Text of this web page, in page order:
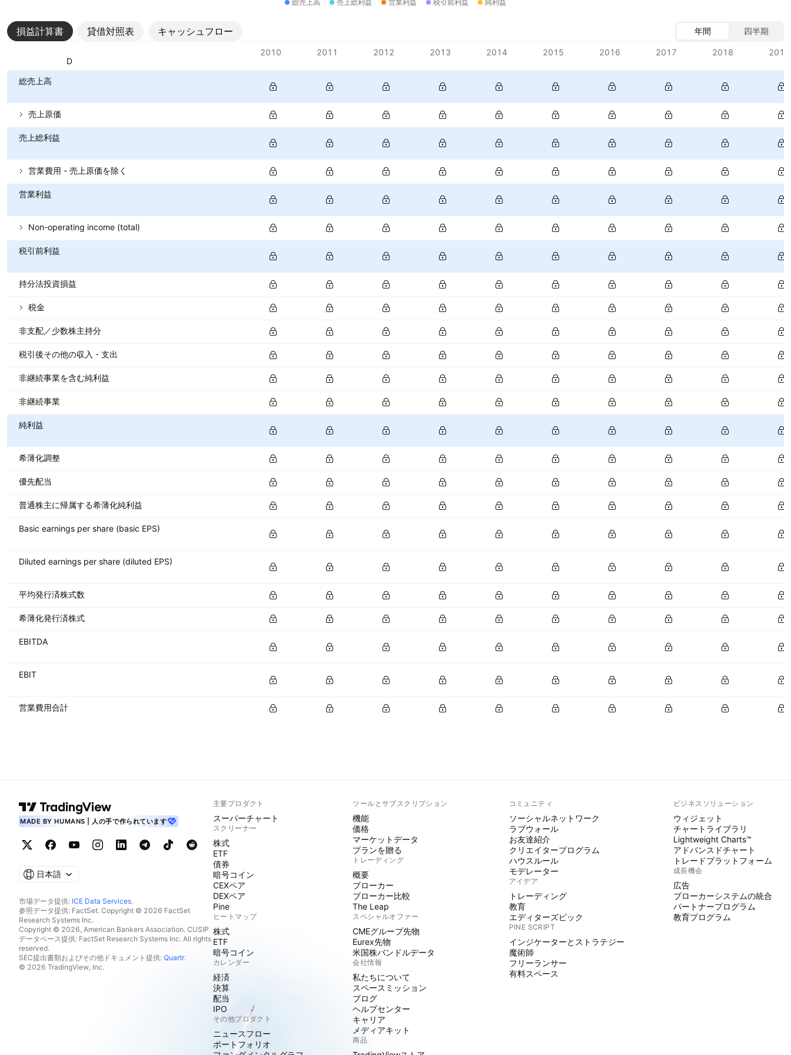
総売上高 売上総利益 営業利益 税引前利益 純利益
損益計算書 貸借対照表 キャッシュフロー 年間
四半期
通貨: USD
2010 2011 2012 2013 2014 2015 2016 2017 2018 2019
総売上高
売上原価
売上総利益
営業費用 - 売上原価を除く
営業利益
Non-operating income (total)
税引前利益
持分法投資損益
税金
非支配／少数株主持分
税引後その他の収入・支出
非継続事業を含む純利益
非継続事業
純利益
希薄化調整
優先配当
普通株主に帰属する希薄化純利益
Basic earnings per share (basic EPS)
Diluted earnings per share (diluted EPS)
平均発行済株式数
希薄化発行済株式
EBITDA
EBIT
営業費用合計
MADE BY HUMANS | 人の手で作られています
日本語
市場データ提供: ICE Data Services.
参照データ提供: FactSet. Copyright © 2026 FactSet
Research Systems Inc.
Copyright © 2026, American Bankers Association. CUSIP
データベース提供: FactSet Research Systems Inc. All rights
reserved.
SEC提出書類およびその他ドキュメント提供: Quartr.
© 2026 TradingView, Inc.
主要プロダクト
スーパーチャート
スクリーナー
株式
ETF
債券
暗号コイン
CEXペア
DEXペア
Pine
ヒートマップ
株式
ETF
暗号コイン
カレンダー
経済
決算
配当
IPO
その他プロダクト
ニュースフロー
ポートフォリオ
ツールとサブスクリプション
機能
価格
マーケットデータ
プランを贈る
トレーディング
概要
ブローカー
ブローカー比較
The Leap
スペシャルオファー
CMEグループ先物
Eurex先物
米国株バンドルデータ
会社情報
私たちについて
スペースミッション
ブログ
ヘルプセンター
キャリア
メディアキット
商品
コミュニティ
ソーシャルネットワーク
ラブウォール
お友達紹介
クリエイタープログラム
ハウスルール
モデレーター
アイデア
トレーディング
教育
エディターズピック
PINE SCRIPT
インジケーターとストラテジー
魔術師
フリーランサー
有料スペース
ビジネスソリューション
ウィジェット
チャートライブラリ
Lightweight Charts™
アドバンスドチャート
トレードプラットフォーム
成長機会
広告
ブローカーシステムの統合
パートナープログラム
教育プログラム